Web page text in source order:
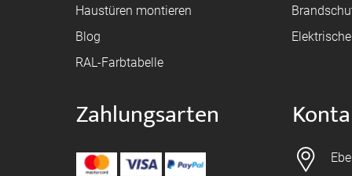
Haustüren montieren
Blog
RAL-Farbtabelle
Zahlungsarten